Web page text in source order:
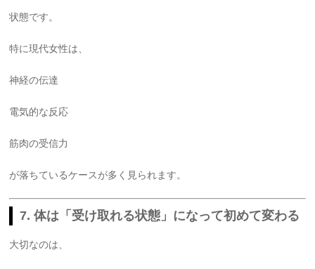
状態です。
特に現代女性は、
神経の伝達
電気的な反応
筋肉の受信力
が落ちているケースが多く見られます。
7. 体は「受け取れる状態」になって初めて変わる
大切なのは、